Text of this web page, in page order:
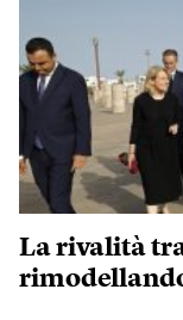
La rivalità